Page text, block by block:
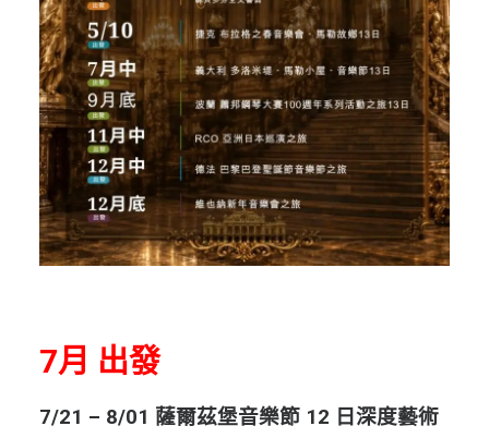
7月 出發
7/21 – 8/01 薩爾茲堡音樂節 12 日深度藝術